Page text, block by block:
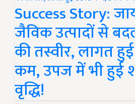
Success Story:
जैविक उत्पादों से
की तस्वीर, लागत
कम, उपज में भी हुई
वृद्धि!